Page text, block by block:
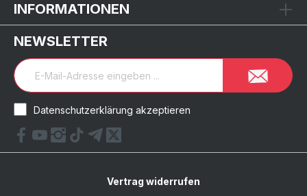
INFORMATIONEN
NEWSLETTER
Datenschutzerklärung akzeptieren
Vertrag widerrufen